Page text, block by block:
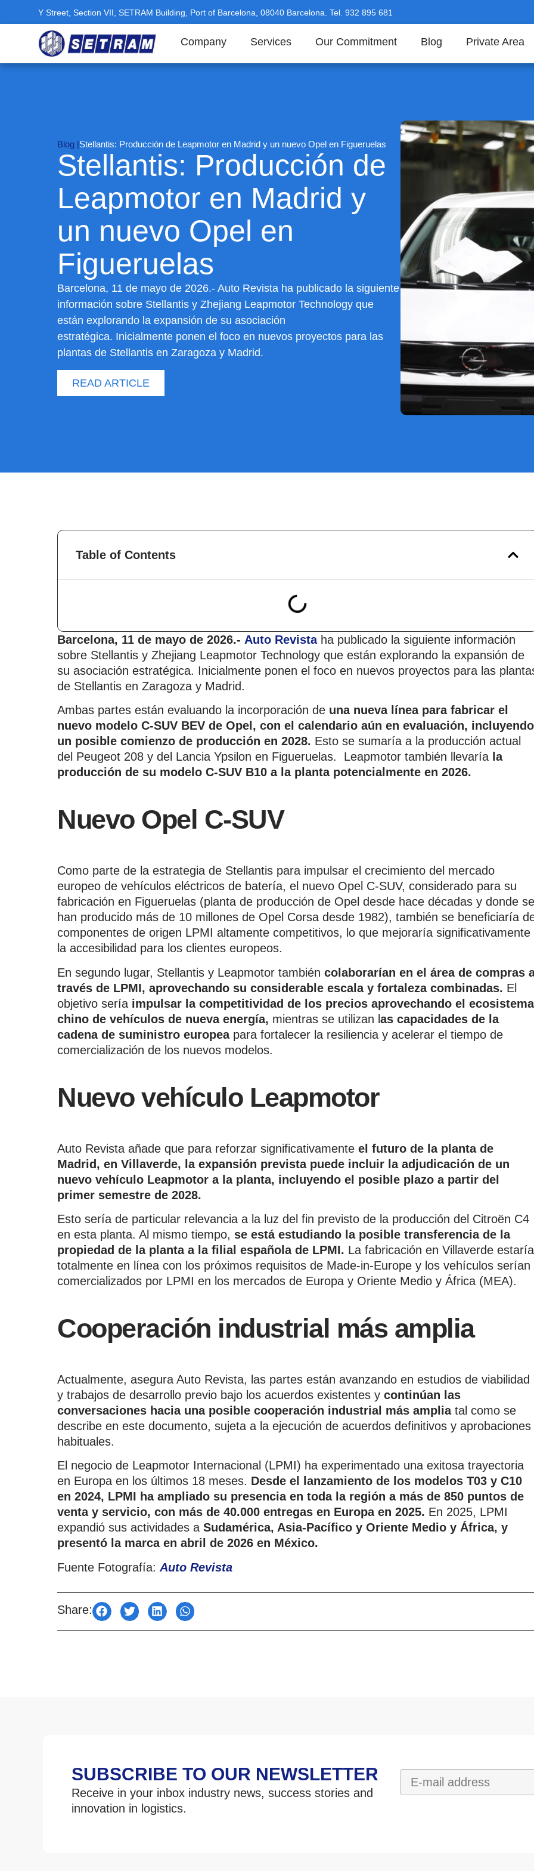
Y Street, Section VII, SETRAM Building, Port of Barcelona, 08040 Barcelona. Tel. 932 895 681
Company Services Our Commitment Blog Private Area
Blog |Stellantis: Producción de Leapmotor en Madrid y un nuevo Opel en Figueruelas
Stellantis: Producción de
Leapmotor en Madrid y
un nuevo Opel en
Figueruelas
Barcelona, 11 de mayo de 2026.- Auto Revista ha publicado la siguiente
información sobre Stellantis y Zhejiang Leapmotor Technology que
están explorando la expansión de su asociación
estratégica. Inicialmente ponen el foco en nuevos proyectos para las
plantas de Stellantis en Zaragoza y Madrid.
READ ARTICLE
Table of Contents
Barcelona, 11 de mayo de 2026.- Auto Revistaha publicado la siguiente información
sobre Stellantis y Zhejiang Leapmotor Technology que están explorando la expansión de
su asociación estratégica. Inicialmente ponen el foco en nuevos proyectos para las
de Stellantis en Zaragoza y Madrid.
Ambas partes están evaluando la incorporación de una nueva línea para fabricar el
nuevo modelo C-SUV BEV de Opel, con el calendario aún en evaluación, incluyendo
un posible comienzo de producción en 2028. Esto se sumaría a la producción actual
del Peugeot 208 y del Lancia Ypsilon en Figueruelas. Leapmotor también llevaría la
producción de su modelo C-SUV B10 a la planta potencialmente en 2026.
Nuevo Opel C-SUV
Como parte de la estrategia de Stellantis para impulsar el crecimiento del mercado
europeo de vehículos eléctricos de batería, el nuevo Opel C-SUV, considerado para su
fabricación en Figueruelas (planta de producción de Opel desde hace décadas y donde se
han producido más de 10 millones de Opel Corsa desde 1982), también se beneficiaría
componentes de origen LPMI altamente competitivos, lo que mejoraría significativamente
la accesibilidad para los clientes europeos.
En segundo lugar, Stellantis y Leapmotor también colaborarían en el área de compras
través de LPMI, aprovechando su considerable escala y fortaleza combinadas. El
objetivo sería impulsar la competitividad de los precios aprovechando el ecosistema
chino de vehículos de nueva energía, mientras se utilizan las capacidades de la
cadena de suministro europeapara fortalecer la resiliencia y acelerar el tiempo de
comercialización de los nuevos modelos.
Nuevo vehículo Leapmotor
Auto Revista añade que para reforzar significativamente el futuro de la planta de
Madrid, en Villaverde, la expansión prevista puede incluir la adjudicación de un
nuevo vehículo Leapmotor a la planta, incluyendo el posible plazo a partir del
primer semestre de 2028.
Esto sería de particular relevancia a la luz del fin previsto de la producción del Citroën C4
en esta planta. Al mismo tiempo, se está estudiando la posible transferencia de la
propiedad de la planta a la filial española de LPMI. La fabricación en Villaverde estaría
totalmente en línea con los próximos requisitos de Made-in-Europe y los vehículos serían
comercializados por LPMI en los mercados de Europa y Oriente Medio y África (MEA).
Cooperación industrial más amplia
Actualmente, asegura Auto Revista, las partes están avanzando en estudios de viabilidad
y trabajos de desarrollo previo bajo los acuerdos existentes y continúan las
conversaciones hacia una posible cooperación industrial más amplia tal como se
describe en este documento, sujeta a la ejecución de acuerdos definitivos y aprobaciones
habituales.
El negocio de Leapmotor Internacional (LPMI) ha experimentado una exitosa trayectoria
en Europa en los últimos 18 meses. Desde el lanzamiento de los modelos T03 y C10
en 2024, LPMI ha ampliado su presencia en toda la región a más de 850 puntos de
venta y servicio, con más de 40.000 entregas en Europa en 2025. En 2025, LPMI
expandió sus actividades a Sudamérica, Asia-Pacífico y Oriente Medio y África, y
presentó la marca en abril de 2026 en México.
Fuente Fotografía: Auto Revista
Share:
SUBSCRIBE TO OUR NEWSLETTER
Receive in your inbox industry news, success stories and
innovation in logistics.